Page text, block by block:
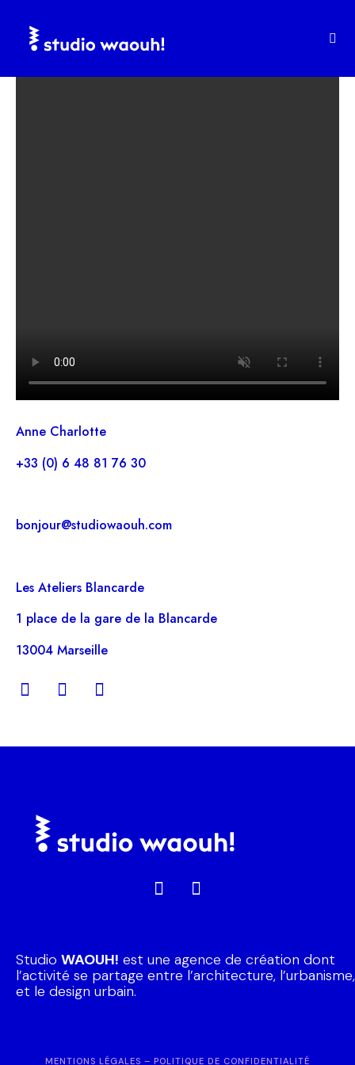
Anne Charlotte
+33 (0) 6 48 81 76 30
bonjour@studiowaouh.com
Les Ateliers Blancarde
1 place de la gare de la Blancarde
13004 Marseille
Studio WAOUH! est une agence de création dont
l’activité se partage entre l’architecture, l’urbanisme,
et le design urbain.
MENTIONS LÉGALES – POLITIQUE DE CONFIDENTIALITÉ